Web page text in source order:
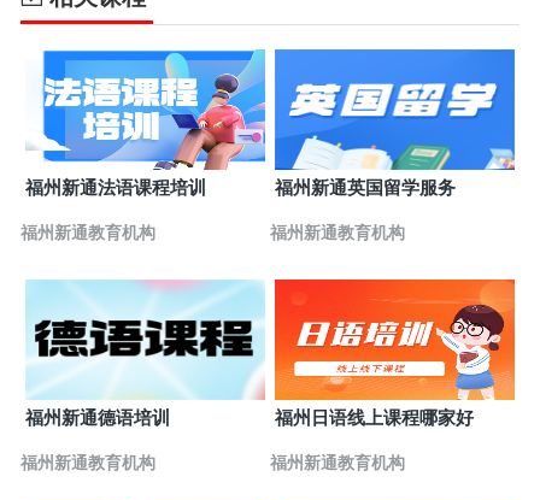
福州新通法语课程培训
福州新通教育机构
福州新通英国留学服务
福州新通教育机构
福州新通德语培训
福州新通教育机构
福州日语线上课程哪家好
福州新通教育机构